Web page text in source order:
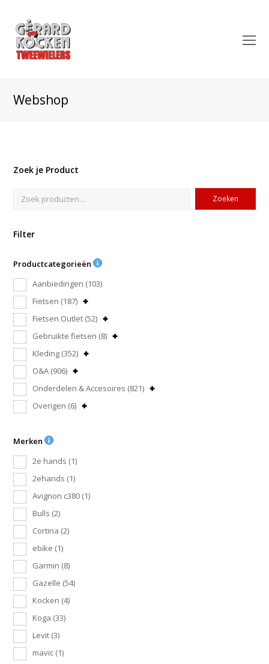
Webshop
Zoek je Product
Zoeken
Filter
Productcategorieën
Aanbiedingen (103)
Fietsen (187)
Fietsen Outlet (52)
Gebruikte fietsen (8)
Kleding (352)
O&A (906)
Onderdelen & Accesoires (821)
Overigen (6)
Merken
2e hands (1)
2ehands (1)
Avignon c380 (1)
Bulls (2)
Cortina (2)
ebike (1)
Garmin (8)
Gazelle (54)
Kocken (4)
Koga (33)
Levit (3)
mavic (1)